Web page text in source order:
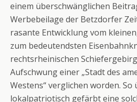
einem überschwänglichen
Werbebeilage der Betzdorfer
rasante Entwicklung vom
zum bedeutendsten
rechtsrheinischen
Aufschwung einer „Stadt des
Westens“ verglichen worden.
lokalpatriotisch gefärbt eine